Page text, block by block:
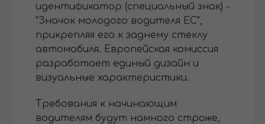
идентификатор (специальный знак) -
"Значок молодого водителя ЕС",
прикрепляя его к заднему стеклу
автомобиля. Европейская комиссия
разработает единый дизайн и
визуальные характеристики.
Требования к начинающим
водителям будут намного строже,